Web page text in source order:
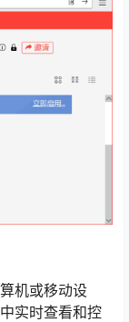
机或移动设
实时查看和控